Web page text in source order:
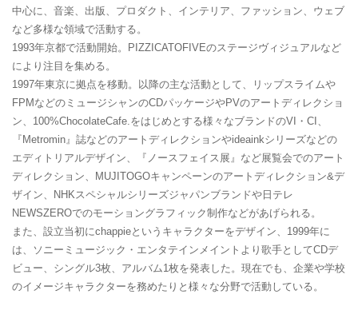
中心に、音楽、出版、プロダクト、インテリア、ファッション、ウェブ
など多様な領域で活動する。
1993年京都で活動開始。PIZZICATOFIVEのステージヴィジュアルなど
により注目を集める。
1997年東京に拠点を移動。以降の主な活動として、リップスライムや
FPMなどのミュージシャンのCDパッケージやPVのアートディレクショ
ン、100%ChocolateCafe.をはじめとする様々なブランドのVI・CI、
『Metromin』誌などのアートディレクションやideainkシリーズなどの
エディトリアルデザイン、『ノースフェイス展』など展覧会でのアート
ディレクション、MUJITOGOキャンペーンのアートディレクション&デ
ザイン、NHKスペシャルシリーズジャパンブランドや日テレ
NEWSZEROでのモーショングラフィック制作などがあげられる。
また、設立当初にchappieというキャラクターをデザイン、1999年に
は、ソニーミュージック・エンタテインメイントより歌手としてCDデ
ビュー、シングル3枚、アルバム1枚を発表した。現在でも、企業や学校
のイメージキャラクターを務めたりと様々な分野で活動している。